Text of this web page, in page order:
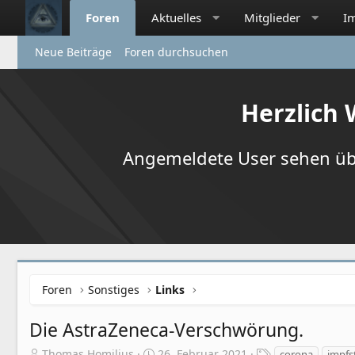
Foren Aktuelles Mitglieder
Neue Beiträge Foren durchsuchen
Herzlich
Angemeldete User sehen
Foren Sonstiges Links
Die AstraZeneca-Verschwörung.